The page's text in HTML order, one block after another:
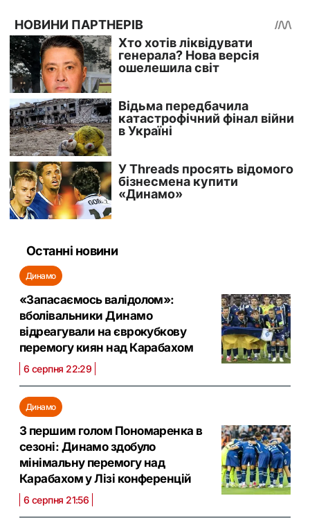
Останні новини
Динамо
«Запасаємось валідолом»:
вболівальники Динамо
відреагували на єврокубкову
перемогу киян над Карабахом
6 серпня 22:29
Динамо
З першим голом Пономаренка в
сезоні: Динамо здобуло
мінімальну перемогу над
Карабахом у Лізі конференцій
6 серпня 21:56